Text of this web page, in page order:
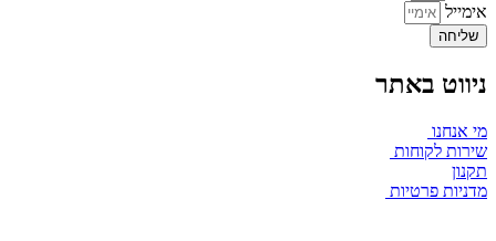
אימייל
שליחה
ניווט באתר
מי אנחנו
שירות לקוחות
תקנון
מדניות פרטיות